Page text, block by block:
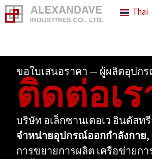
ข้าม
ไป
Thai
ขอใบเสนอราคา — ผู้ผลิตอุปกร
ติดต่อเร
บริษัท อเล็กซานเดอเว อินดัสท
จำหน่ายอุปกรณ์ออกกำลังกาย
การขยายการผลิต เครือข่ายก